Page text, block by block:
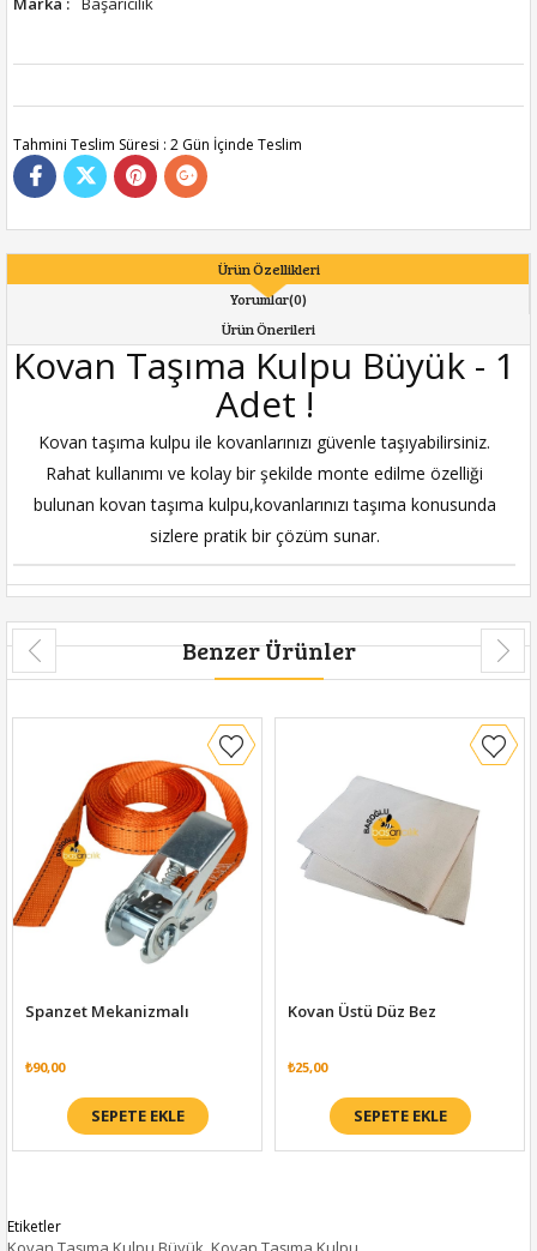
Tahmini Teslim Süresi : 2 Gün İçinde Teslim
Ürün Özellikleri
Yorumlar(0)
Ürün Önerileri
Kovan Taşıma Kulpu Büyük - 1
Adet !
Kovan taşıma kulpu ile kovanlarınızı güvenle taşıyabilirsiniz.
Rahat kullanımı ve kolay bir şekilde monte edilme özelliği
bulunan kovan taşıma kulpu,kovanlarınızı taşıma konusunda
sizlere pratik bir çözüm sunar.
Benzer Ürünler
Spanzet Mekanizmalı
₺90,00
SEPETE EKLE
Kovan Üstü Düz Bez
₺25,00
SEPETE EKLE
Etiketler